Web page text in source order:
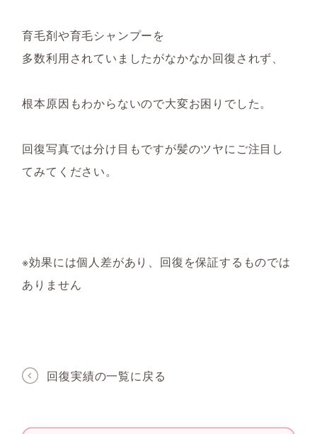
育毛剤や育毛シャンプーを
多数利用されていましたがなかなか回復されず、
根本原因もわからないので大変お困りでした。
回復写真では分け目もですが髪のツヤにご注目し
てみてください。
※効果には個人差があり、回復を保証するものでは
ありません
回復実績の一覧に戻る